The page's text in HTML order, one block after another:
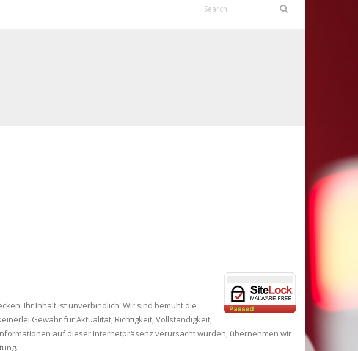
Ihr Inhalt ist unverbindlich. Wir sind bemüht die
Gewähr für Aktualität, Richtigkeit, Vollständigkeit,
auf dieser Internetpräsenz verursacht wurden, übernehmen wir